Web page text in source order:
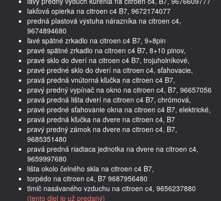
lakťová opierka na citroen c4 B7, 9672174077
predná plastová výstuha nárazníka na citroen c4,
9674894680
ľavé spätné zrkadlo na citroen c4 B7, 9+8pin
pravé spätné zrkadlo na citroen c4 B7, 8+10 pinov,
pravé sklo do dverí na citroen c4 B7, trojuholníkové,
pravé predné sklo do dverí na citroen c4, sťahovacie,
pravá predná vnútorná kľučka na citroen c4 B7,
pravý predný vypínač na okno na citroen c4, B7, 96657056
pravá predná lišta dverí na citroen c4 B7, chrómová,
pravé predné sťahovanie okna na citroen c4 B7, elektrické,
pravá predná kľučka na dvere na citroen c4, B7
pravý predný zámok na dvere na citroen c4, B7,
9685351480
pravá predná riadiaca jednotka na dvere na citroen c4,
9659997680
lišta okolo čelného skla na citroen c4 B7,
torpédo na citroen c4, B7 9687956480
tlmič nasávaného vzduchu na citroen c4, 9656237880
(tento diel je už predaný)